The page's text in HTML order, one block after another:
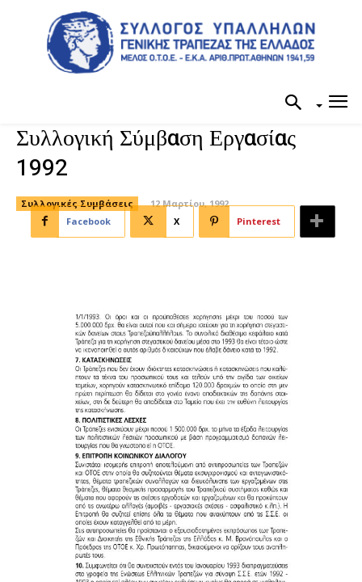
Συλλογική Σύμβαση Εργασίας
1992
Συλλογικές Συμβάσεις
12 Μαρτίου, 1992
Facebook
X Pinterest